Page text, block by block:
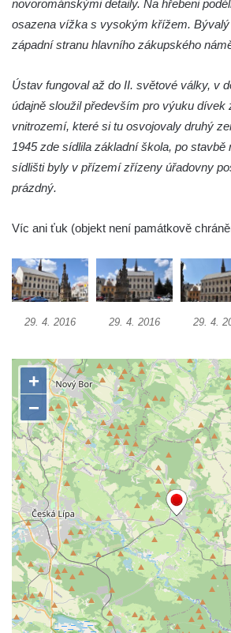
novorománskými detaily. Na hřebeni
osazena vížka s vysokým křížem.
západní stranu hlavního zákupského
Ústav fungoval až do II. světové války, v
údajně sloužil především pro výuku dívek
vnitrozemí, které si tu osvojovaly druhý
1945 zde sídlila základní škola, po stavbě
sídlišti byly v přízemí zřízeny úřadovny
prázdný.
Víc ani ťuk (objekt není památkově
29. 4. 2016 29. 4. 2016 29. 4.